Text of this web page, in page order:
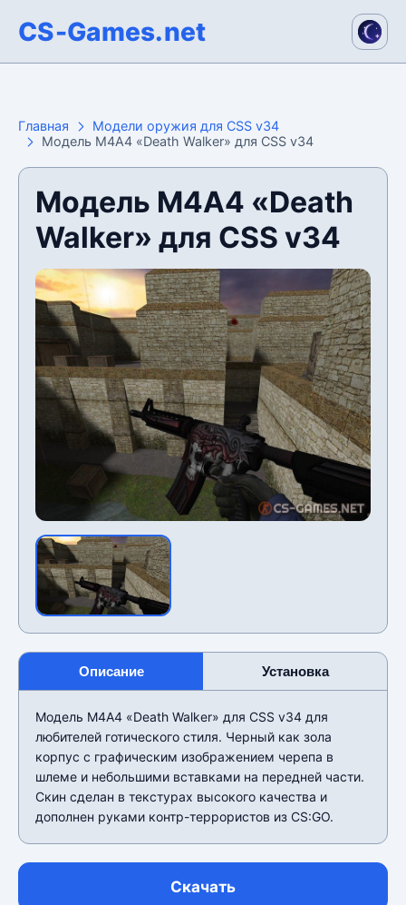
CS-Games.net
Главная
Модели оружия для CSS v34
Модель М4А4 «Death Walker» для CSS v34
Модель М4А4 «Death
Walker» для CSS v34
Описание Установка
Модель М4А4 «Death Walker» для CSS v34 для
любителей готического стиля. Черный как зола
корпус с графическим изображением черепа в
шлеме и небольшими вставками на передней части.
Скин сделан в текстурах высокого качества и
дополнен руками контр-террористов из CS:GO.
Скачать